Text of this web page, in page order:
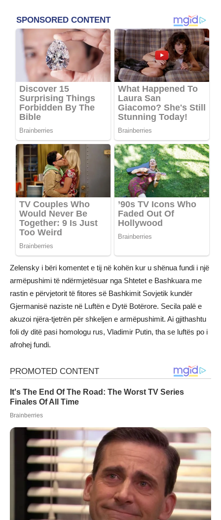
Zelensky i bëri komentet e tij në kohën kur u shënua fundi i një
armëpushimi të ndërmjetësuar nga Shtetet e Bashkuara me
rastin e përvjetorit të fitores së Bashkimit Sovjetik kundër
Gjermanisë naziste në Luftën e Dytë Botërore. Secila palë e
akuzoi njëra-tjetrën për shkeljen e armëpushimit. Ai gjithashtu
foli dy ditë pasi homologu rus, Vladimir Putin, tha se luftës po i
afrohej fundi.